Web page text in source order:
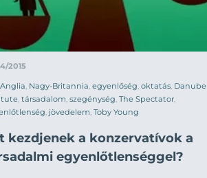
2015
Anglia Nagy-Britannia egyenlőség oktatás Danube
társadalom szegénység The Spectator
jövedelem Toby Young
kezdjenek a konzervatívok a
egyenlőtlenséggel?